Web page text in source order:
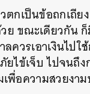
กเป็นข้อถกเถีย
ขณะเดียวกัน
วรเอาเงินไปใ
ไข้เจ็บ ไปจนถึ
พื่อความสวยงาม